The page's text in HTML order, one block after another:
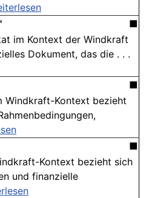
'
■
im Kontext der Windkraft
Dokument, das die . . .
■
Windkraft-Kontext bezieht
■
Kontext bezieht sich
und finanzielle